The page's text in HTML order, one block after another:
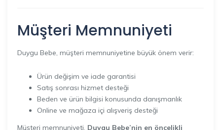
Müşteri Memnuniyeti
Duygu Bebe, müşteri memnuniyetine büyük önem verir:
Ürün değişim ve iade garantisi
Satış sonrası hizmet desteği
Beden ve ürün bilgisi konusunda danışmanlık
Online ve mağaza içi alışveriş desteği
Müşteri memnuniyeti, Duygu Bebe’nin en öncelikli